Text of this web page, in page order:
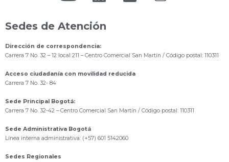
Sedes de Atención
Dirección de correspondencia:
Carrera 7 No. 32 – 12 local 211 – Centro Comercial San Martín / Código postal: 110311
Acceso ciudadanía con movilidad reducida
Carrera 7 No. 32- 84
Sede Principal Bogotá:
Carrera 7 No. 32-42 – Centro Comercial San Martín / Código postal: 110311
Sede Administrativa Bogotá
Línea interna administrativa: (+57) 601 5142060
Sedes Regionales